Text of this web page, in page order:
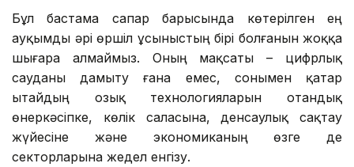
Бұл бастама сапар барысында көтерілген ең
ауқымды әрі өршіл ұсыныстың бірі болғанын жоққа
шығара алмаймыз. Оның мақсаты – цифрлық
сауданы дамыту ғана емес, сонымен қатар
Қытайдың озық технологияларын отандық
өнеркәсіпке, көлік саласына, денсаулық сақтау
жүйесіне және экономиканың өзге де
секторларына жедел енгізу.